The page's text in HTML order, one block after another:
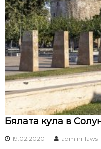
Бялата кула в
19.02.2020 adminrilaws